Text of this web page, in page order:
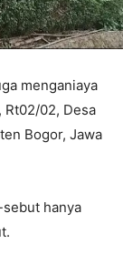
menganiaya
Rt02/02, Desa
Bogor, Jawa
hanya